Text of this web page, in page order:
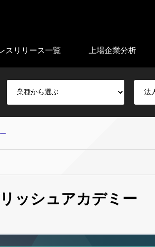
スリリース一覧 上場企業分析
ッシュアカデミー